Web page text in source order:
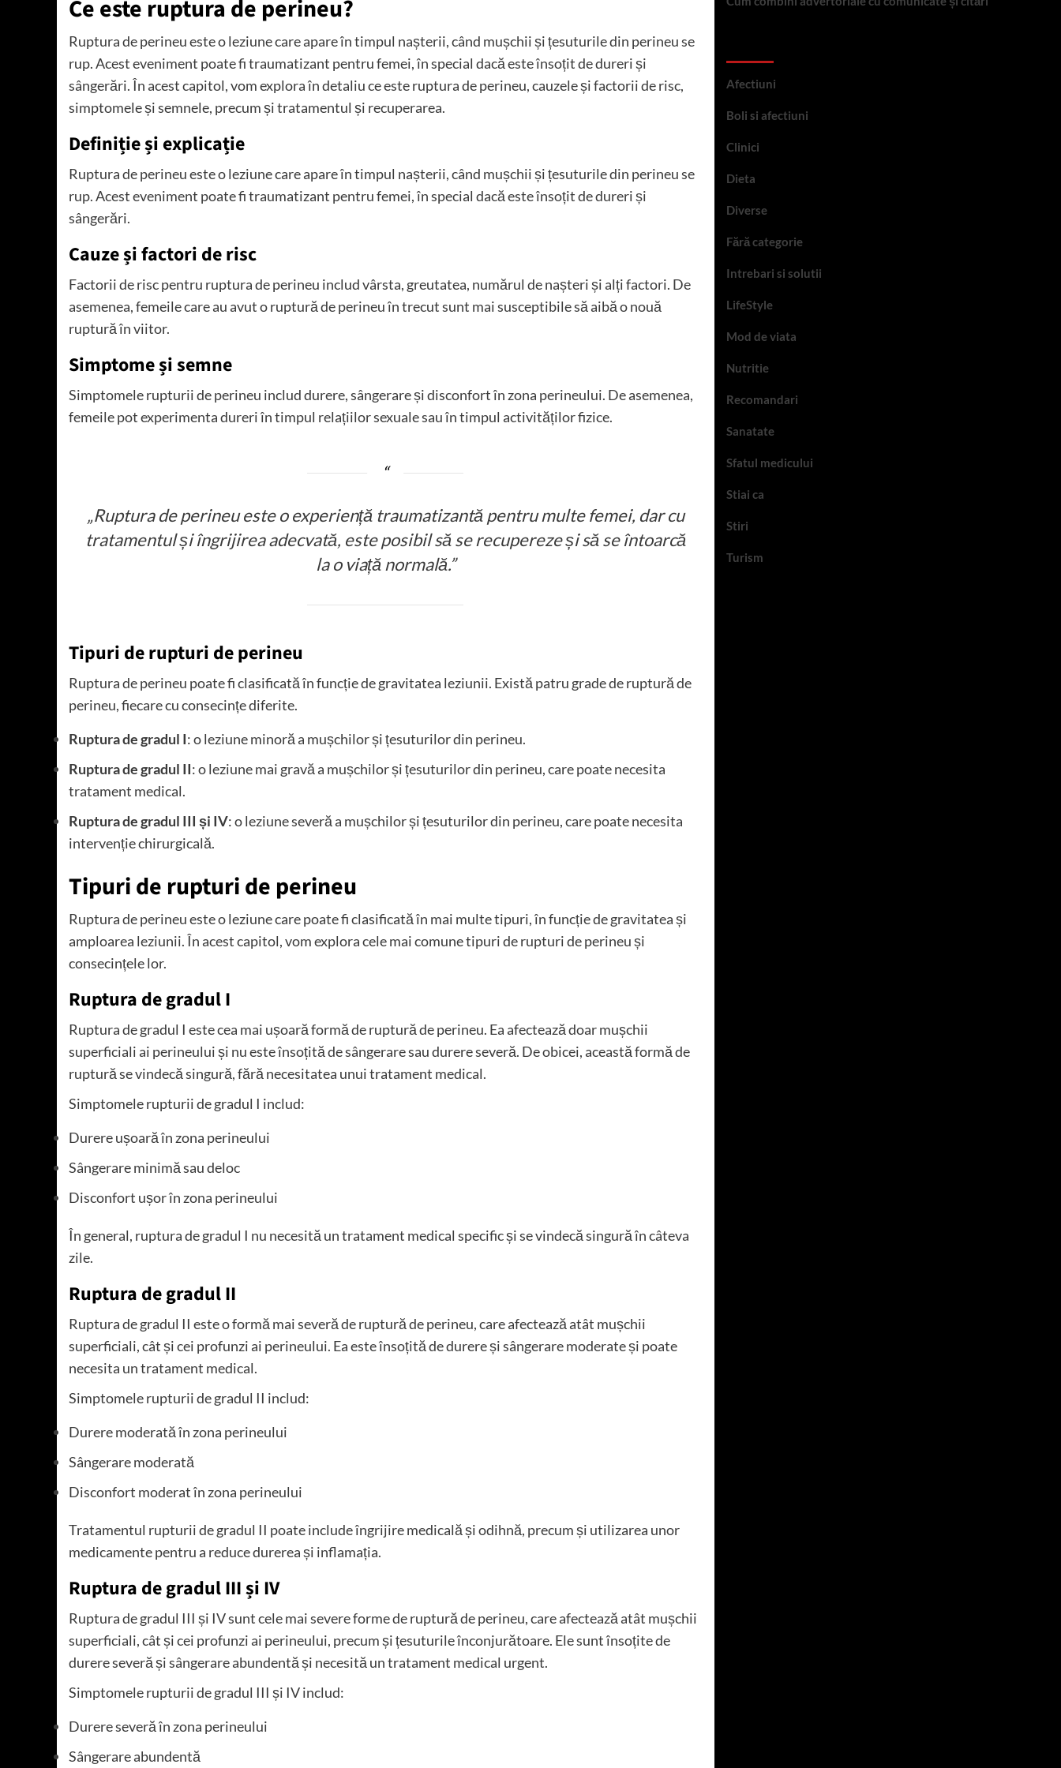
Ce este ruptura de perineu?
Ruptura de perineu este o leziune care apare în timpul nașterii, când mușchii și țesuturile din perineu se
rup. Acest eveniment poate fi traumatizant pentru femei, în special dacă este însoțit de dureri și
sângerări. În acest capitol, vom explora în detaliu ce este ruptura de perineu, cauzele și factorii de risc,
simptomele și semnele, precum și tratamentul și recuperarea.
Definiție și explicație
Ruptura de perineu este o leziune care apare în timpul nașterii, când mușchii și țesuturile din perineu se
rup. Acest eveniment poate fi traumatizant pentru femei, în special dacă este însoțit de dureri și
sângerări.
Cauze și factori de risc
Factorii de risc pentru ruptura de perineu includ vârsta, greutatea, numărul de nașteri și alți factori. De
asemenea, femeile care au avut o ruptură de perineu în trecut sunt mai susceptibile să aibă o nouă
ruptură în viitor.
Simptome și semne
Simptomele rupturii de perineu includ durere, sângerare și disconfort în zona perineului. De asemenea,
femeile pot experimenta dureri în timpul relațiilor sexuale sau în timpul activităților fizice.
„Ruptura de perineu este o experiență traumatizantă pentru multe femei, dar cu
tratamentul și îngrijirea adecvată, este posibil să se recupereze și să se întoarcă
la o viață normală.”
Tipuri de rupturi de perineu
Ruptura de perineu poate fi clasificată în funcție de gravitatea leziunii. Există patru grade de ruptură de
perineu, fiecare cu consecințe diferite.
Ruptura de gradul I: o leziune minoră a mușchilor și țesuturilor din perineu.
Ruptura de gradul II: o leziune mai gravă a mușchilor și țesuturilor din perineu, care poate necesita
tratament medical.
Ruptura de gradul III și IV: o leziune severă a mușchilor și țesuturilor din perineu, care poate necesita
intervenție chirurgicală.
Tipuri de rupturi de perineu
Ruptura de perineu este o leziune care poate fi clasificată în mai multe tipuri, în funcție de gravitatea și
amploarea leziunii. În acest capitol, vom explora cele mai comune tipuri de rupturi de perineu și
consecințele lor.
Ruptura de gradul I
Ruptura de gradul I este cea mai ușoară formă de ruptură de perineu. Ea afectează doar mușchii
superficiali ai perineului și nu este însoțită de sângerare sau durere severă. De obicei, această formă de
ruptură se vindecă singură, fără necesitatea unui tratament medical.
Simptomele rupturii de gradul I includ:
Durere ușoară în zona perineului
Sângerare minimă sau deloc
Disconfort ușor în zona perineului
În general, ruptura de gradul I nu necesită un tratament medical specific și se vindecă singură în câteva
zile.
Ruptura de gradul II
Ruptura de gradul II este o formă mai severă de ruptură de perineu, care afectează atât mușchii
superficiali, cât și cei profunzi ai perineului. Ea este însoțită de durere și sângerare moderate și poate
necesita un tratament medical.
Simptomele rupturii de gradul II includ:
Durere moderată în zona perineului
Sângerare moderată
Disconfort moderat în zona perineului
Tratamentul rupturii de gradul II poate include îngrijire medicală și odihnă, precum și utilizarea unor
medicamente pentru a reduce durerea și inflamația.
Ruptura de gradul III și IV
Ruptura de gradul III și IV sunt cele mai severe forme de ruptură de perineu, care afectează atât mușchii
superficiali, cât și cei profunzi ai perineului, precum și țesuturile înconjurătoare. Ele sunt însoțite de
durere severă și sângerare abundentă și necesită un tratament medical urgent.
Simptomele rupturii de gradul III și IV includ:
Durere severă în zona perineului
Sângerare abundentă
Afectiuni
Boli si afectiuni
Clinici
Dieta
Diverse
Fără categorie
Intrebari si solutii
LifeStyle
Mod de viata
Nutritie
Recomandari
Sanatate
Sfatul medicului
Stiai ca
Stiri
Turism